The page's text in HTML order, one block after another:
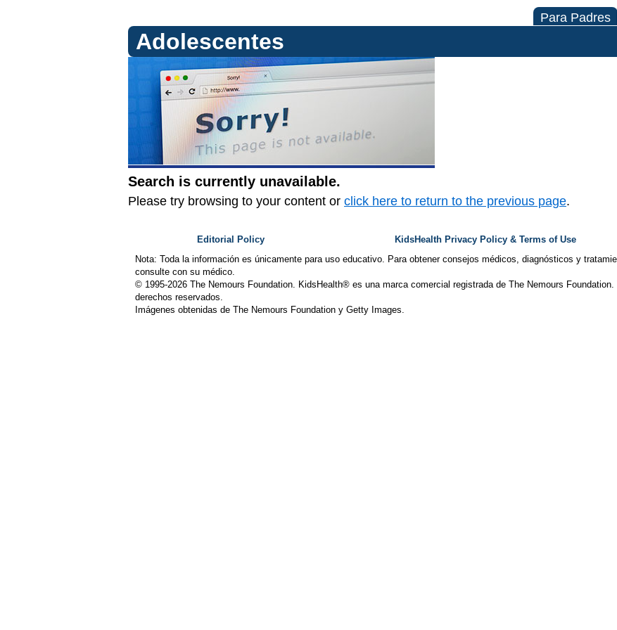
Para Padres
Adolescentes
Search is currently unavailable.
Please try browsing to your content or click here to return to the previous page.
Editorial Policy KidsHealth Privacy Policy & Terms of Use
Nota: Toda la información es únicamente para uso educativo. Para obtener consejos médicos, diagnósticos y
consulte con su médico.
© 1995-2026 The Nemours Foundation. KidsHealth® es una marca comercial registrada de The Nemours Foundation.
derechos reservados.
Imágenes obtenidas de The Nemours Foundation y Getty Images.